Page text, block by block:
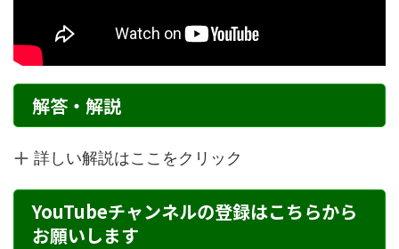
解答・解説
詳しい解説はここをクリック
YouTubeチャンネルの登録はこちらから
お願いします